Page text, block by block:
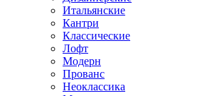
Итальянские
Кантри
Классические
Лофт
Модерн
Прованс
Неоклассика